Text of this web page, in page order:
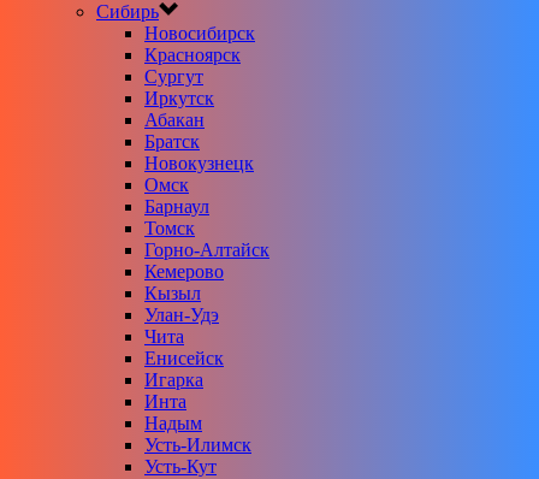
Сибирь
Новосибирск
Красноярск
Сургут
Иркутск
Абакан
Братск
Новокузнецк
Омск
Барнаул
Томск
Горно-Алтайск
Кемерово
Кызыл
Улан-Удэ
Чита
Енисейск
Игарка
Инта
Надым
Усть-Илимск
Усть-Кут